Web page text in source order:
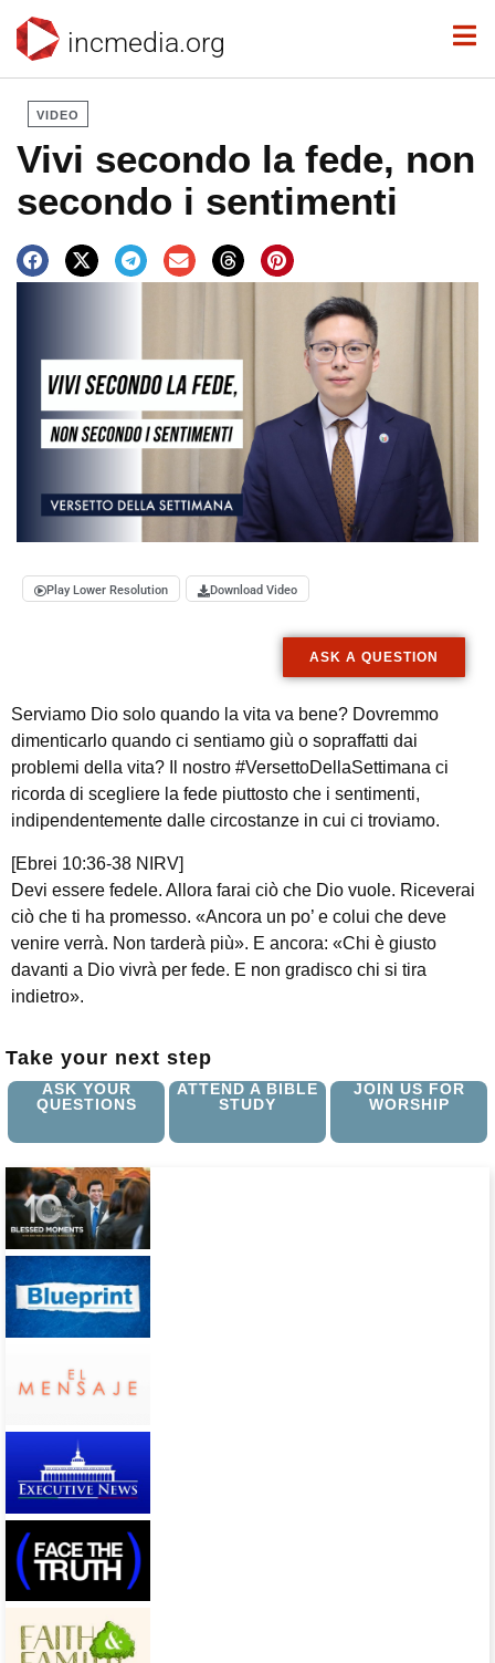
incmedia.org
VIDEO
Vivi secondo la fede, non
secondo i sentimenti
Play Lower Resolution Download Video
ASK A QUESTION
Serviamo Dio solo quando la vita va bene? Dovremmo
dimenticarlo quando ci sentiamo giù o sopraffatti dai
problemi della vita? Il nostro #VersettoDellaSettimana ci
ricorda di scegliere la fede piuttosto che i sentimenti,
indipendentemente dalle circostanze in cui ci troviamo.
[Ebrei 10:36-38 NIRV]
Devi essere fedele. Allora farai ciò che Dio vuole. Riceverai
ciò che ti ha promesso. «Ancora un po’ e colui che deve
venire verrà. Non tarderà più». E ancora: «Chi è giusto
davanti a Dio vivrà per fede. E non gradisco chi si tira
indietro».
Take your next step
ASK YOUR
QUESTIONS
ATTEND A BIBLE
STUDY
JOIN US FOR
WORSHIP